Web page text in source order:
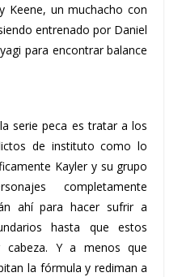
Keene, un muchacho con
entrenado por Daniel
para encontrar balance
serie peca es tratar a los
de instituto como lo
Kayler y su grupo
completamente
ahí para hacer sufrir a
hasta que estos
cabeza. Y a menos que
la fórmula y rediman a